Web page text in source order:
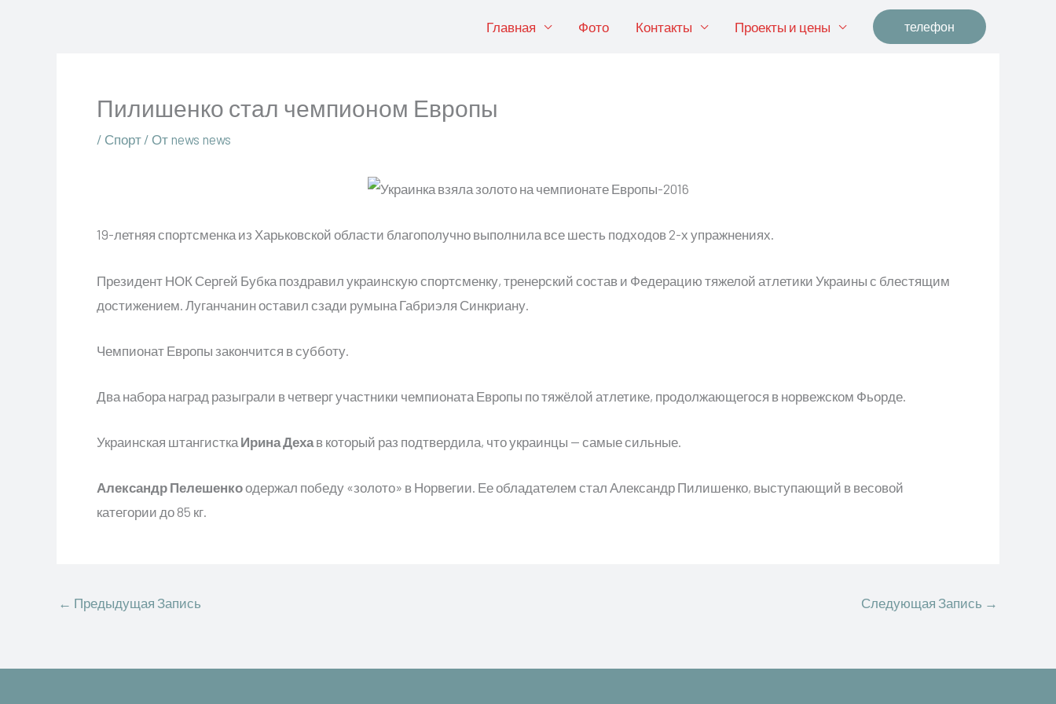
Главная Фото Контакты Проекты и цены телефон
Пилишенко стал чемпионом Европы
/ Спорт / От news news
19-летняя спортсменка из Харьковской области благополучно выполнила все шесть подходов 2-х упражнениях.
Президент НОК Сергей Бубка поздравил украинскую спортсменку, тренерский состав и Федерацию тяжелой атлетики Украины с блестящим
достижением. Луганчанин оставил сзади румына Габриэля Синкриану.
Чемпионат Европы закончится в субботу.
Два набора наград разыграли в четверг участники чемпионата Европы по тяжёлой атлетике, продолжающегося в норвежском Фьорде.
Украинская штангистка Ирина Дехав который раз подтвердила, что украинцы — самые сильные.
Александр Пелешенкоодержал победу «золото» в Норвегии. Ее обладателем стал Александр Пилишенко, выступающий в весовой
категории до 85 кг.
← Предыдущая Запись Следующая Запись →